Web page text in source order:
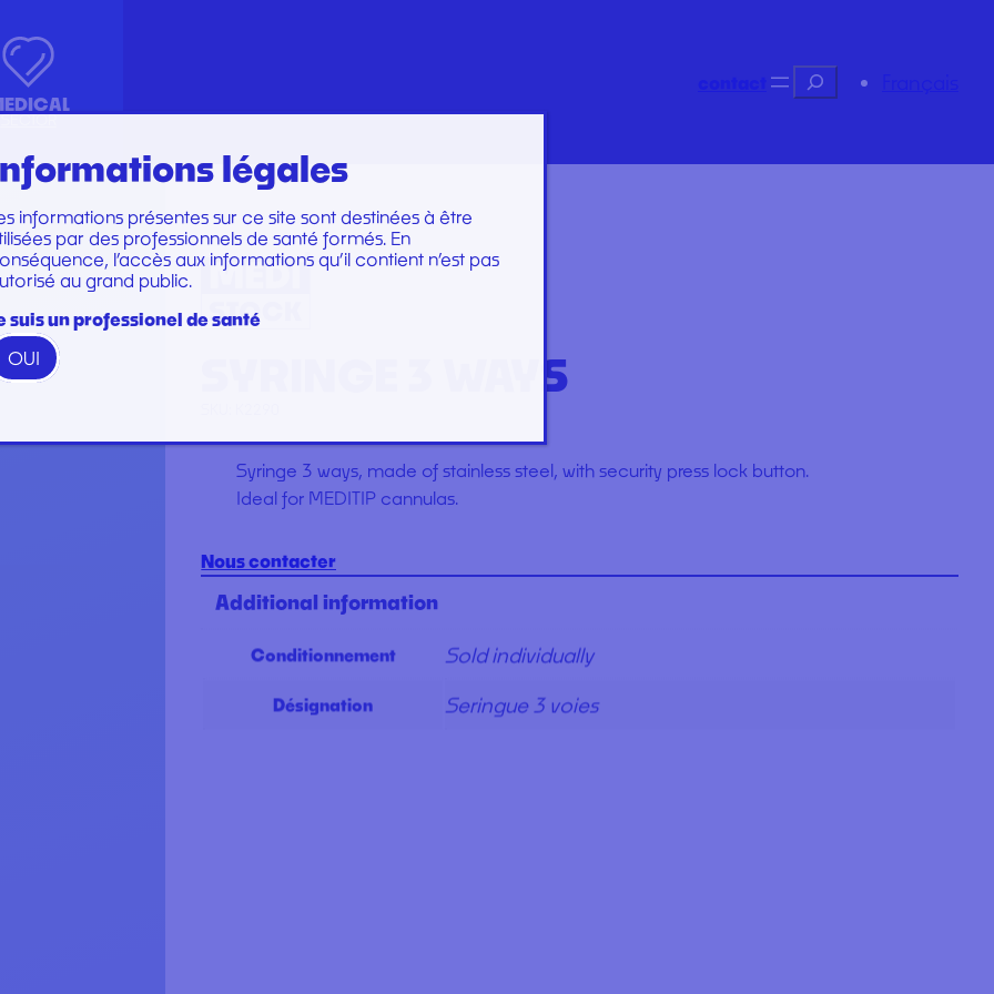
INSTRUMENTS
AND TIP
Marques
SECTOR
PERFUSION SET
CARE SET
SUTURE SET
CARE AND DRESSINGS
STERILIZATION
Marques
Recherche
SYRINGE 3 WAYS
Syringe 3 ways, made of stainless steel, with security press lock button.
Ideal for MEDITIP cannulas.
Nous contacter
Additional information
Conditionnement Sold individually
Désignation Seringue 3 voies
légales
informations présentes sur ce site sont destinées à être
par des professionnels de santé formés. En
l’accès aux informations qu’il contient n’est pas
au grand public.
suis un professionel de santé
OUI